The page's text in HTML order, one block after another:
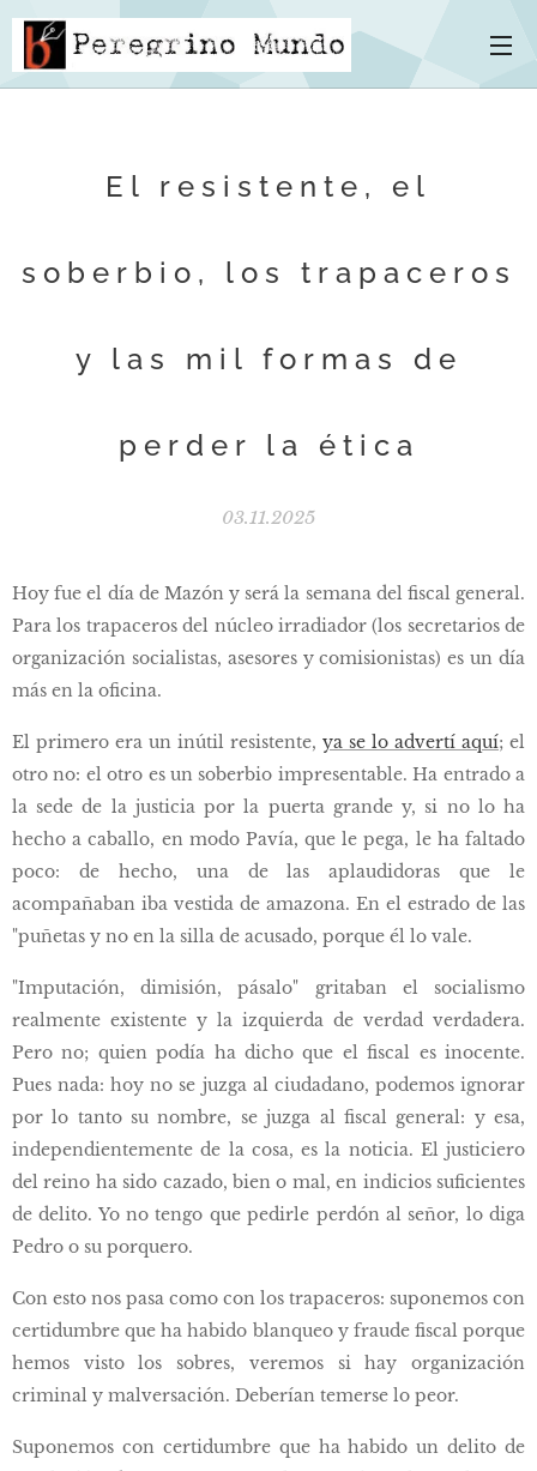
El resistente, el
soberbio, los trapaceros
y las mil formas de
perder la ética
03.11.2025
Hoy fue el día de Mazón y será la semana del fiscal general.
Para los trapaceros del núcleo irradiador (los secretarios de
organización socialistas, asesores y comisionistas) es un día
más en la oficina.
El primero era un inútil resistente, ya se lo advertí aquí; el
otro no: el otro es un soberbio impresentable. Ha entrado a
la sede de la justicia por la puerta grande y, si no lo ha
hecho a caballo, en modo Pavía, que le pega, le ha faltado
poco: de hecho, una de las aplaudidoras que le
acompañaban iba vestida de amazona. En el estrado de las
"puñetas y no en la silla de acusado, porque él lo vale.
"Imputación, dimisión, pásalo" gritaban el socialismo
realmente existente y la izquierda de verdad verdadera.
Pero no; quien podía ha dicho que el fiscal es inocente.
Pues nada: hoy no se juzga al ciudadano, podemos ignorar
por lo tanto su nombre, se juzga al fiscal general: y esa,
independientemente de la cosa, es la noticia. El justiciero
del reino ha sido cazado, bien o mal, en indicios suficientes
de delito. Yo no tengo que pedirle perdón al señor, lo diga
Pedro o su porquero.
Con esto nos pasa como con los trapaceros: suponemos con
certidumbre que ha habido blanqueo y fraude fiscal porque
hemos visto los sobres, veremos si hay organización
criminal y malversación. Deberían temerse lo peor.
Suponemos con certidumbre que ha habido un delito de